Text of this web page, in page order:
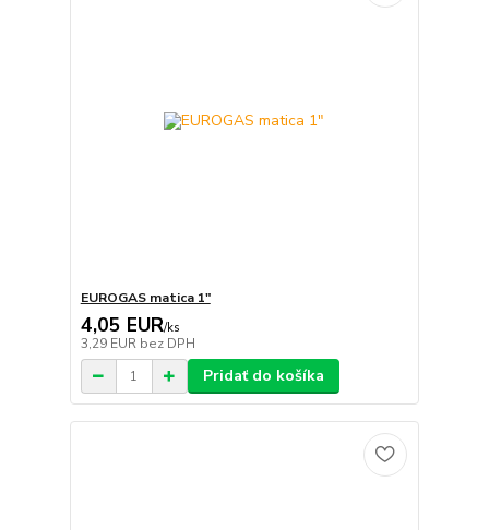
EUROGAS matica 1"
4,05 EUR/ks
3,29 EUR bez DPH
Pridať do košíka